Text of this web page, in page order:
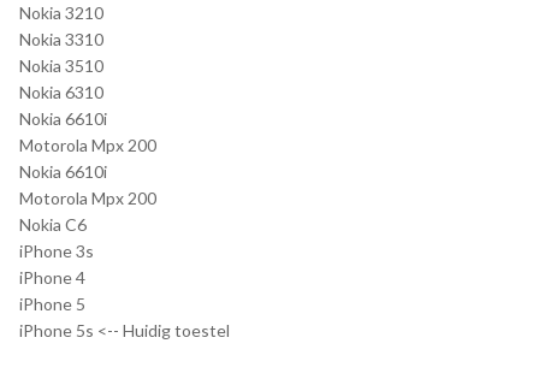
Nokia 3210
Nokia 3310
Nokia 3510
Nokia 6310
Nokia 6610i
Motorola Mpx 200
Nokia 6610i
Motorola Mpx 200
Nokia C6
iPhone 3s
iPhone 4
iPhone 5
iPhone 5s <-- Huidig toestel